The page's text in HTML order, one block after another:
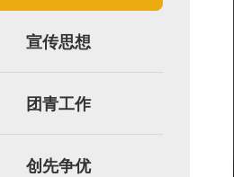
宣传思想
团青工作
创先争优